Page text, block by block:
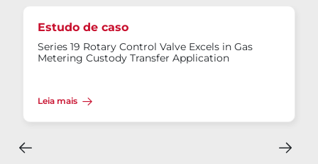
Estudo de caso
Series 19 Rotary Control Valve Excels in Gas
Metering Custody Transfer Application
Leia mais